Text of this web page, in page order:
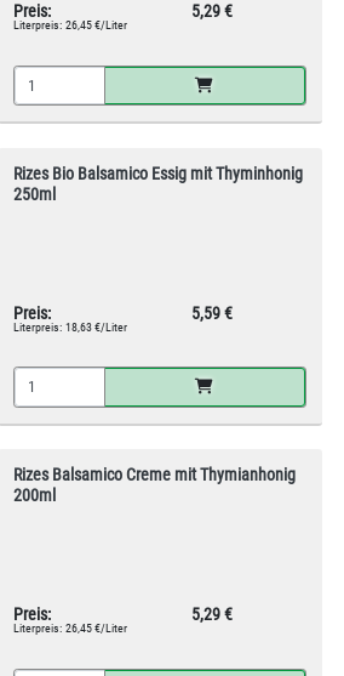
Preis: 5,29 €
Literpreis: 26,45 €/Liter
Rizes Bio Balsamico Essig mit Thyminhonig
250ml
Preis: 5,59 €
Literpreis: 18,63 €/Liter
Rizes Balsamico Creme mit Thymianhonig
200ml
Preis: 5,29 €
Literpreis: 26,45 €/Liter